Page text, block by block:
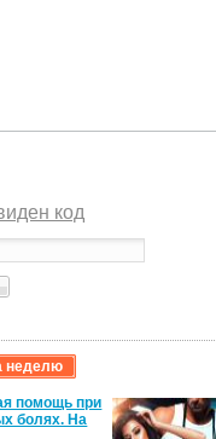
код
неделю
помощь при
болях. На